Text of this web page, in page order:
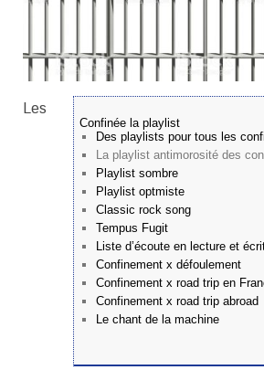
Confinée la playlist
Des playlists pour tous les
La playlist antimorosité des
Playlist sombre
Playlist optmiste
Classic rock song
Tempus Fugit
Liste d’écoute en lecture et
Confinement x défoulement
Confinement x road trip en
Confinement x road trip abroad
Le chant de la machine
Les